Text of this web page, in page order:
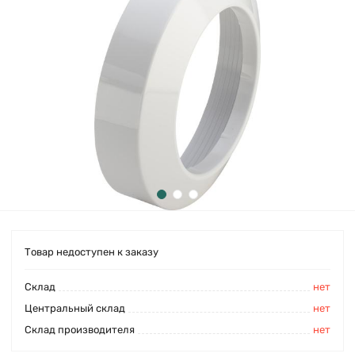
Товар недоступен к заказу
Cклад
нет
Центральный склад
нет
Склад производителя
нет